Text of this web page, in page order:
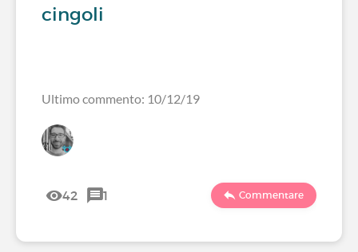
cingoli
Ultimo commento: 10/12/19
42 1 Commentare